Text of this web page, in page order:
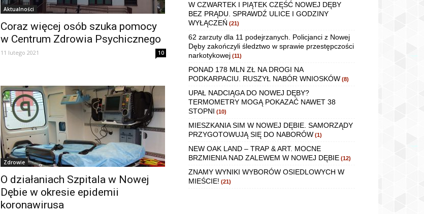
Aktualności
Coraz więcej osób szuka pomocy
w Centrum Zdrowia Psychicznego
11 lutego 2021 10
Zdrowie
O działaniach Szpitala w Nowej
Dębie w okresie epidemii
koronawirusa
W CZWARTEK I PIĄTEK CZĘŚĆ NOWEJ DĘBY
BEZ PRĄDU. SPRAWDŹ ULICE I GODZINY
WYŁĄCZEŃ (21)
62 zarzuty dla 11 podejrzanych. Policjanci z Nowej
Dęby zakończyli śledztwo w sprawie przestępczości
narkotykowej (11)
PONAD 178 MLN ZŁ NA DROGI NA
PODKARPACIU. RUSZYŁ NABÓR WNIOSKÓW (8)
UPAŁ NADCIĄGA DO NOWEJ DĘBY?
TERMOMETRY MOGĄ POKAZAĆ NAWET 38
STOPNI (10)
MIESZKANIA SIM W NOWEJ DĘBIE. SAMORZĄDY
PRZYGOTOWUJĄ SIĘ DO NABORÓW (1)
NEW OAK LAND – TRAP & ART. MOCNE
BRZMIENIA NAD ZALEWEM W NOWEJ DĘBIE (12)
ZNAMY WYNIKI WYBORÓW OSIEDLOWYCH W
MIEŚCIE! (21)